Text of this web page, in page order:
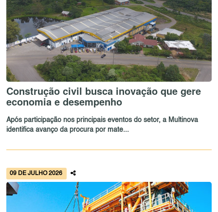
Construção civil busca inovação que gere
economia e desempenho
Após participação nos principais eventos do setor, a Multinova
identifica avanço da procura por mate...
09 DE JULHO 2026